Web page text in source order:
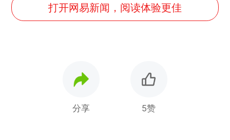
打开网易新闻，阅读体验更佳
分享 5赞